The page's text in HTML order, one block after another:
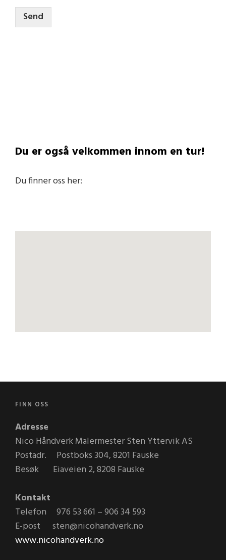
Send
Du er også velkommen innom en tur!
Du finner oss her:
FINN OSS
Adresse
Nico Håndverk Malermester Sten Yttervik AS
Postadr. Postboks 304, 8201 Fauske
Besøk Eiaveien 2, 8208 Fauske
Kontakt
Telefon 976 53 661 – 906 34 593
E-post sten@nicohandverk.no
www.nicohandverk.no